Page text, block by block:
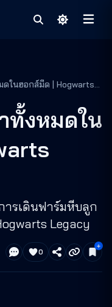
ในฮอกส์มีด | Hogwarts
ทั้งหมดใน
ารเดินฟาร์มหีบลูก
Legacy
0